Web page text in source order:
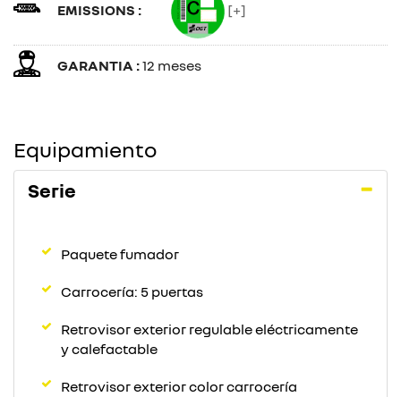
EMISSIONS : [+]
GARANTIA :12 meses
Equipamiento
Serie
Paquete fumador
Carrocería: 5 puertas
Retrovisor exterior regulable eléctricamente
y calefactable
Retrovisor exterior color carrocería